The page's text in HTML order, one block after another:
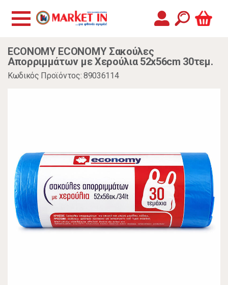
ECONOMY ECONOMY Σακούλες
Απορριμμάτων με Χερούλια 52x56cm 30τεμ.
Κωδικός Προϊόντος: 89036114